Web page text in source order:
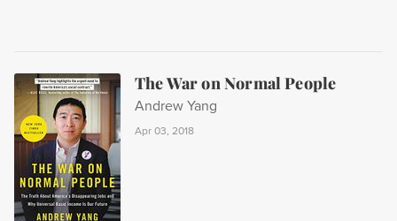
The War on Normal People
Andrew Yang
Apr 03, 2018